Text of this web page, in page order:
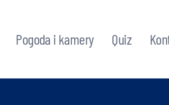
Pogoda i kamery Quiz